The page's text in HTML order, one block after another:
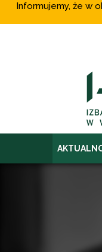
Informujemy, że w